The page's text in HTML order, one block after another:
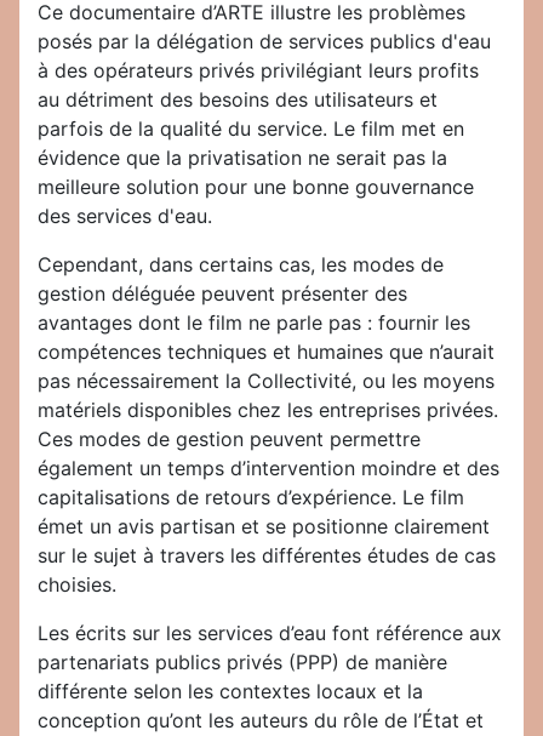
Ce documentaire d’ARTE illustre les problèmes
posés par la délégation de services publics d'eau
à des opérateurs privés privilégiant leurs profits
au détriment des besoins des utilisateurs et
parfois de la qualité du service. Le film met en
évidence que la privatisation ne serait pas la
meilleure solution pour une bonne gouvernance
des services d'eau.
Cependant, dans certains cas, les modes de
gestion déléguée peuvent présenter des
avantages dont le film ne parle pas : fournir les
compétences techniques et humaines que n’aurait
pas nécessairement la Collectivité, ou les moyens
matériels disponibles chez les entreprises privées.
Ces modes de gestion peuvent permettre
également un temps d’intervention moindre et des
capitalisations de retours d’expérience. Le film
émet un avis partisan et se positionne clairement
sur le sujet à travers les différentes études de cas
choisies.
Les écrits sur les services d’eau font référence aux
partenariats publics privés (PPP) de manière
différente selon les contextes locaux et la
conception qu’ont les auteurs du rôle de l’État et